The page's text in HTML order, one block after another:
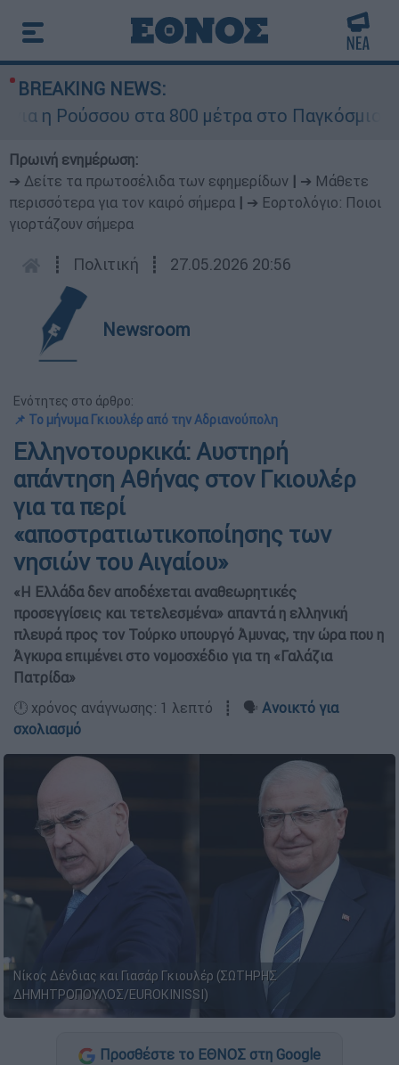
BREAKING NEWS:
η Ρούσσου στα 800 μέτρα στο Παγκόσμιο
Πρωινή ενημέρωση:
➔ Δείτε τα πρωτοσέλιδα των εφημερίδων
➔ Μάθετε
περισσότερα για τον καιρό σήμερα
➔ Εορτολόγιο: Ποιοι
γιορτάζουν σήμερα
┋ Πολιτική ┋ 27.05.2026 20:56
Newsroom
Ενότητες στο άρθρο:
📌 Το μήνυμα Γκιουλέρ από την Αδριανούπολη
Ελληνοτουρκικά: Αυστηρή
απάντηση Αθήνας στον Γκιουλέρ
για τα περί
«αποστρατιωτικοποίησης των
νησιών του Αιγαίου»
«Η Ελλάδα δεν αποδέχεται αναθεωρητικές
προσεγγίσεις και τετελεσμένα» απαντά η ελληνική
πλευρά προς τον Τούρκο υπουργό Άμυνας, την ώρα που η
Άγκυρα επιμένει στο νομοσχέδιο για τη «Γαλάζια
Πατρίδα»
🕛 χρόνος ανάγνωσης: 1 λεπτό ┋ 🗣️ Ανοικτό για
σχολιασμό
Νίκος Δένδιας και Γιασάρ Γκιουλέρ (ΣΩΤΗΡΗΣ
ΔΗΜΗΤΡΟΠΟΥΛΟΣ/EUROKINISSI)
Προσθέστε το ΕΘΝΟΣ στη Google